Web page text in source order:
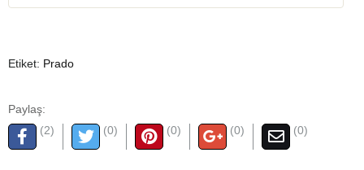
Etiket: Prado
Paylaş:
(2)
(0) (0) (0) (0)